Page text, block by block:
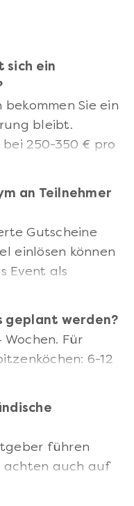
sich ein
bekommen Sie ein
bleibt.
250-350 € pro
an Teilnehmer
Gutscheine
einlösen können
Event als
geplant werden?
Für
6-12
führen
achten auch auf